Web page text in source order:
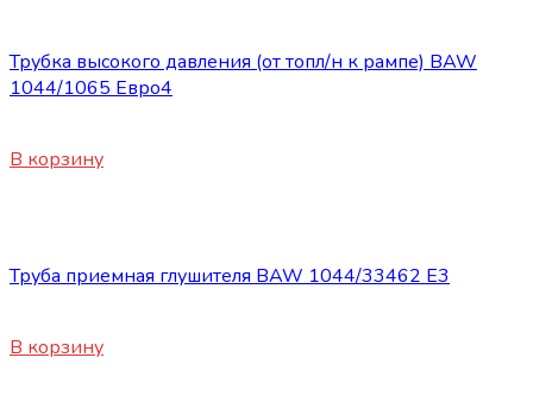
Трубка высокого давления (от топл/н к рампе) BAW
1044/1065 Евро4
В корзину
Труба приемная глушителя BAW 1044/33462 E3
В корзину